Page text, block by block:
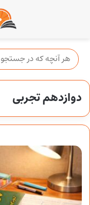
دوازدهم تجربی